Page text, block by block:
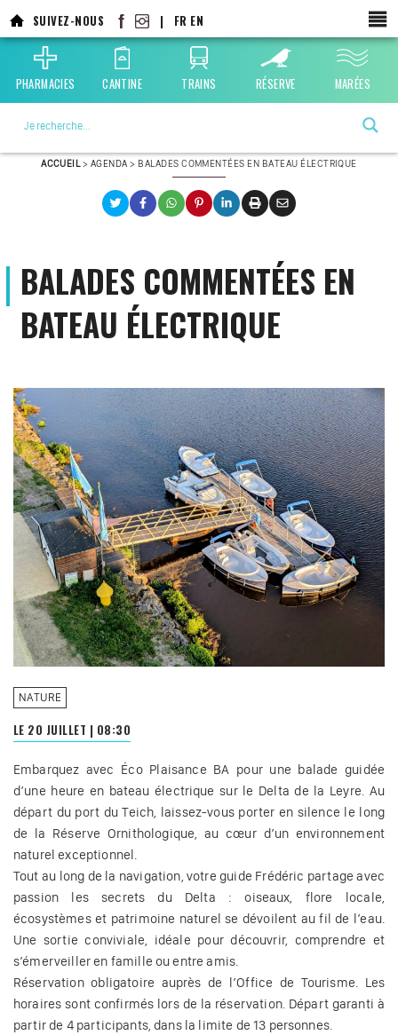
au
contenu
principal
SUIVEZ-NOUS | FR EN
PHARMACIES CANTINE TRAINS RÉSERVE MARÉES
ACCUEIL> AGENDA > BALADES COMMENTÉES EN BATEAU ÉLECTRIQUE
BALADES COMMENTÉES EN
BATEAU ÉLECTRIQUE
NATURE
LE 20 JUILLET | 08:30
Embarquez avec Éco Plaisance BA pour une balade guidée
d’une heure en bateau électrique sur le Delta de la Leyre. Au
départ du port du Teich, laissez-vous porter en silence le long
de la Réserve Ornithologique, au cœur d’un environnement
naturel exceptionnel.
Tout au long de la navigation, votre guide Frédéric partage avec
passion les secrets du Delta : oiseaux, flore locale,
écosystèmes et patrimoine naturel se dévoilent au fil de l’eau.
Une sortie conviviale, idéale pour découvrir, comprendre et
s’émerveiller en famille ou entre amis.
Réservation obligatoire auprès de l’Office de Tourisme. Les
horaires sont confirmés lors de la réservation. Départ garanti à
partir de 4 participants, dans la limite de 13 personnes.